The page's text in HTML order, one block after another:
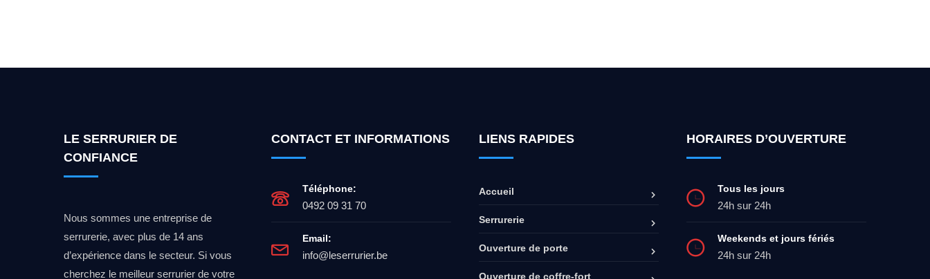
LE SERRURIER DE
CONFIANCE
Nous sommes une entreprise de
serrurerie, avec plus de 14 ans
d’expérience dans le secteur. Si vous
cherchez le meilleur serrurier de votre
CONTACT ET INFORMATIONS
Téléphone:
0492 09 31 70
Email:
info@leserrurier.be
LIENS RAPIDES
Accueil
Serrurerie
Ouverture de porte
Ouverture de coffre-fort
HORAIRES D’OUVERTURE
Tous les jours
24h sur 24h
Weekends et jours fériés
24h sur 24h